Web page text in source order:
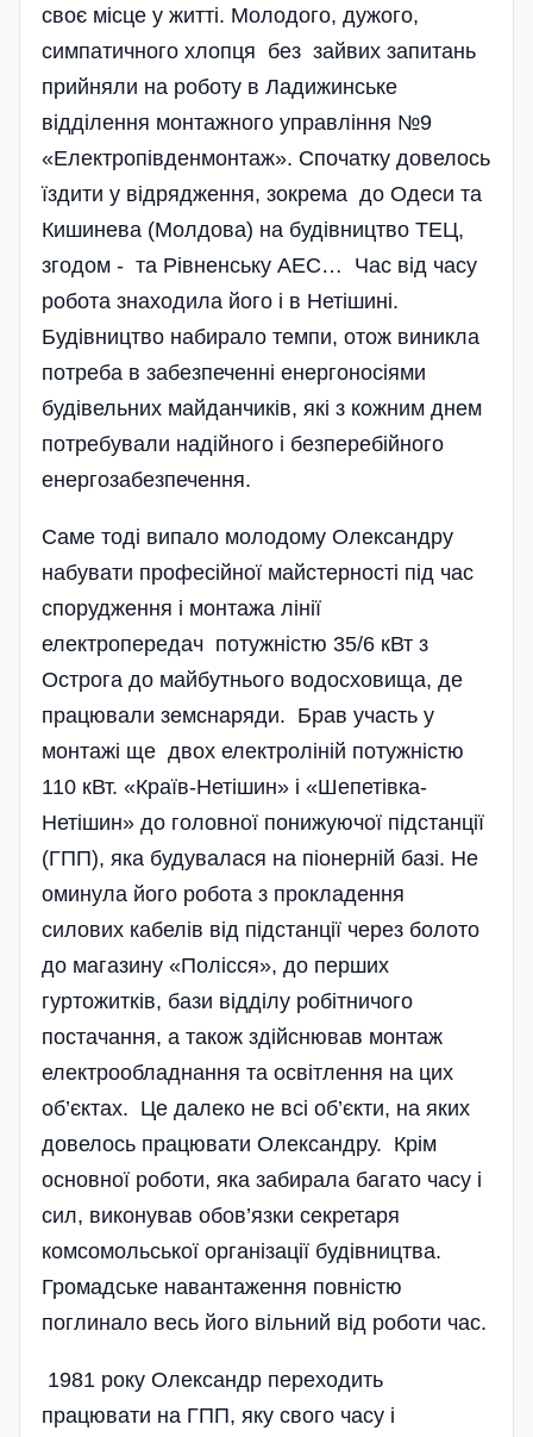
своє місце у житті. Молодого, дужого,
симпатичного хлопця без зайвих запитань
прийняли на роботу в Ладижинське
відділення монтажного управління №9
«Електропівденмонтаж». Спочатку довелось
їздити у відрядження, зокрема до Одеси та
Кишинева (Молдова) на будівництво ТЕЦ,
згодом - та Рівненську АЕС… Час від часу
робота знаходила його і в Нетішині.
Будівництво набирало темпи, отож виникла
потреба в забезпеченні енергоносіями
будівельних майданчиків, які з кожним днем
потребували надійного і безперебійного
енергозабезпечення.
Саме тоді випало молодому Олександру
набувати професійної майстерності під час
спорудження і монтажа лінії
електропередач потужністю 35/6 кВт з
Острога до майбутнього водосховища, де
працювали земснаряди. Брав участь у
монтажі ще двох електроліній потужністю
110 кВт. «Країв-Нетішин» і «Шепетівка-
Нетішин» до головної понижуючої підстанції
(ГПП), яка будувалася на піонерній базі. Не
оминула його робота з прокладення
силових кабелів від підстанції через болото
до магазину «Полісся», до перших
гуртожитків, бази відділу робітничого
постачання, а також здійснював монтаж
електрообладнання та освітлення на цих
об’єктах. Це далеко не всі об’єкти, на яких
довелось працювати Олександру. Крім
основної роботи, яка забирала багато часу і
сил, виконував обов’язки секретаря
комсомольської організації будівництва.
Громадське навантаження повністю
поглинало весь його вільний від роботи час.
1981 року Олександр переходить
працювати на ГПП, яку свого часу і